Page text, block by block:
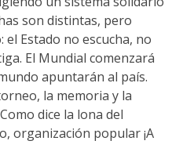
son distintas, pero
Estado no escucha, no
El Mundial comenzará
apuntarán al país.
la memoria y la
dice la lona del
organización popular ¡A